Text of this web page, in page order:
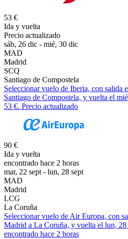
53 €
Ida y vuelta
Precio actualizado
sáb, 26 dic - mié, 30 dic
MAD
Madrid
SCQ
Santiago de Compostela
Seleccionar vuelo de Iberia, con salida
Santiago de Compostela, y vuelta el
53 €. Precio actualizado
90 €
Ida y vuelta
encontrado hace 2 horas
mar, 22 sept - lun, 28 sept
MAD
Madrid
LCG
La Coruña
Seleccionar vuelo de Air Europa, con
Madrid a La Coruña, y vuelta el lun,
encontrado hace 2 horas